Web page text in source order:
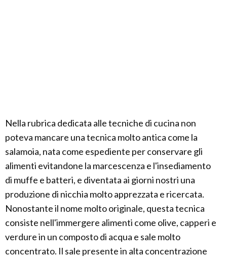
Nella rubrica dedicata alle tecniche di cucina non
poteva mancare una tecnica molto antica come la
salamoia, nata come espediente per conservare gli
alimenti evitandone la marcescenza e l'insediamento
di muffe e batteri, e diventata ai giorni nostri una
produzione di nicchia molto apprezzata e ricercata.
Nonostante il nome molto originale, questa tecnica
consiste nell'immergere alimenti come olive, capperi e
verdure in un composto di acqua e sale molto
concentrato. Il sale presente in alta concentrazione